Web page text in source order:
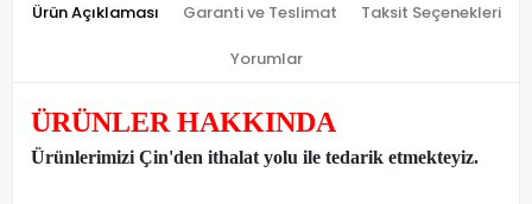
Ürün Açıklaması Garanti ve Teslimat Taksit Seçenekleri
Yorumlar
ÜRÜNLER HAKKINDA
Ürünlerimizi Çin'den ithalat yolu ile tedarik etmekteyiz.